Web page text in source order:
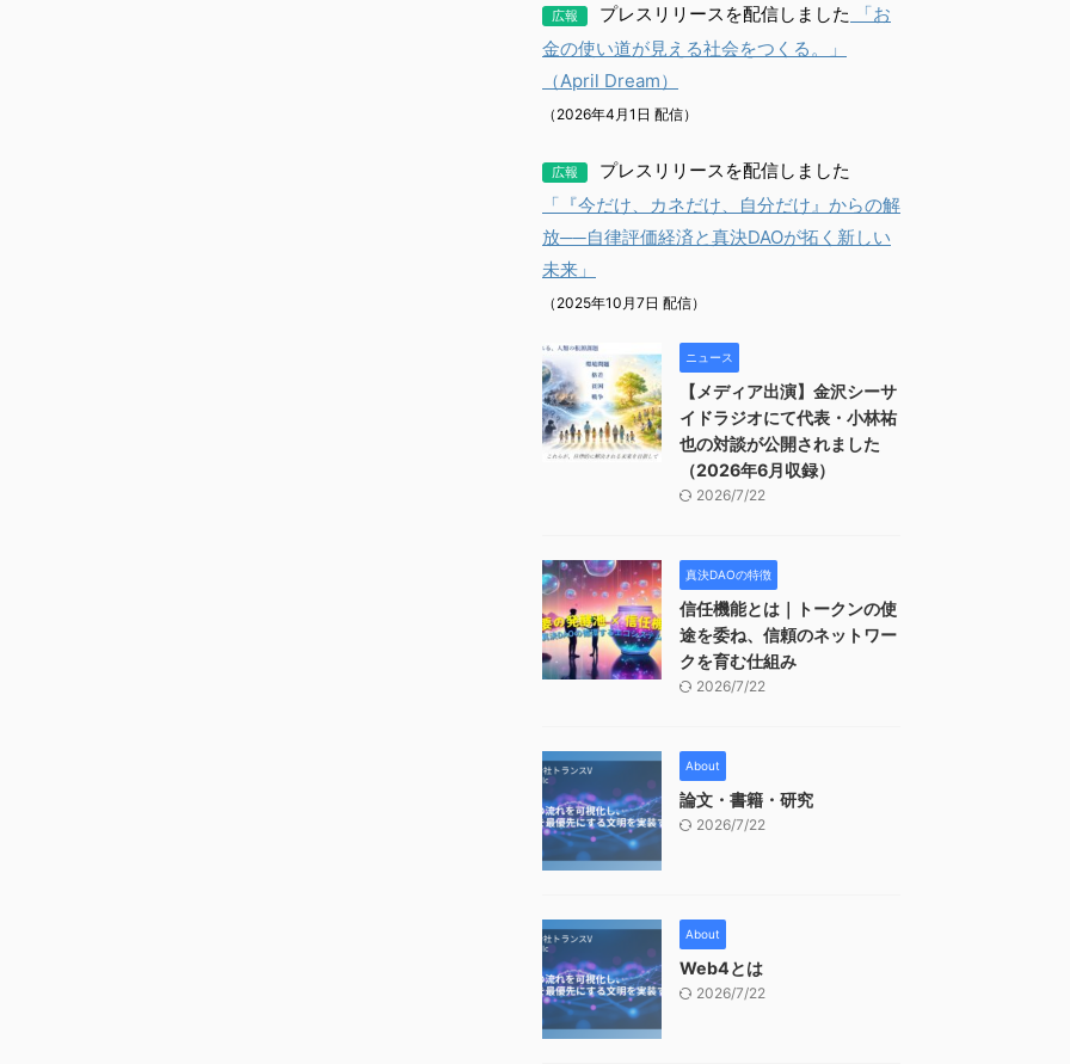
広報 プレスリリースを配信しました
「お
金の使い道が見える社会をつくる。」
（April Dream）
（2026年4月1日 配信）
広報
プレスリリースを配信しました
「『今だけ、カネだけ、自分だけ』からの解
放──自律評価経済と真決DAOが拓く新しい
未来」
（2025年10月7日 配信）
ニュース
【メディア出演】金沢シーサ
イドラジオにて代表・小林祐
也の対談が公開されました
（2026年6月収録）
2026/7/22
真決DAOの特徴
信任機能とは｜トークンの使
途を委ね、信頼のネットワー
クを育む仕組み
2026/7/22
About
論文・書籍・研究
2026/7/22
About
Web4とは
2026/7/22